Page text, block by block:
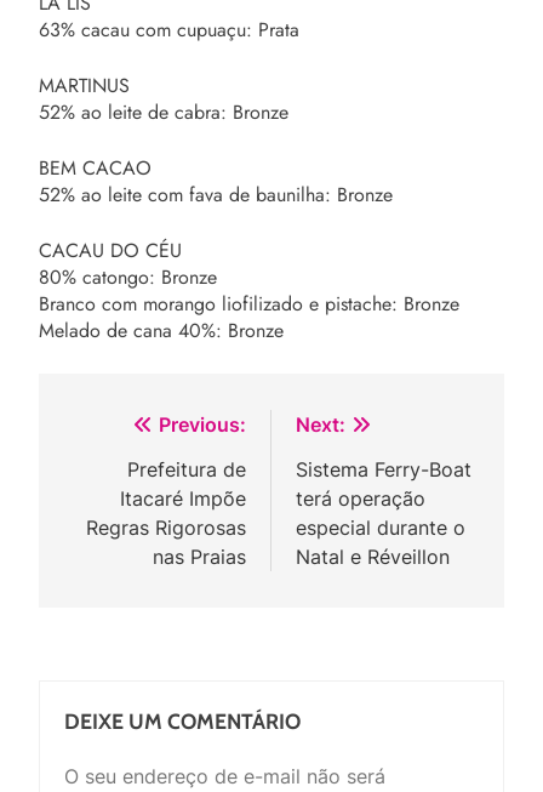
63% cacau com cupuaçu: Prata
MARTINUS
52% ao leite de cabra: Bronze
BEM CACAO
52% ao leite com fava de baunilha: Bronze
CACAU DO CÉU
80% catongo: Bronze
Branco com morango liofilizado e pistache: Bronze
Melado de cana 40%: Bronze
Navegação
Post
Previous:
Prefeitura de
Itacaré Impõe
Regras Rigorosas
nas Praias
Next:
Sistema Ferry-Boat
terá operação
especial durante o
Natal e Réveillon
DEIXE UM COMENTÁRIO
O seu endereço de e-mail não será